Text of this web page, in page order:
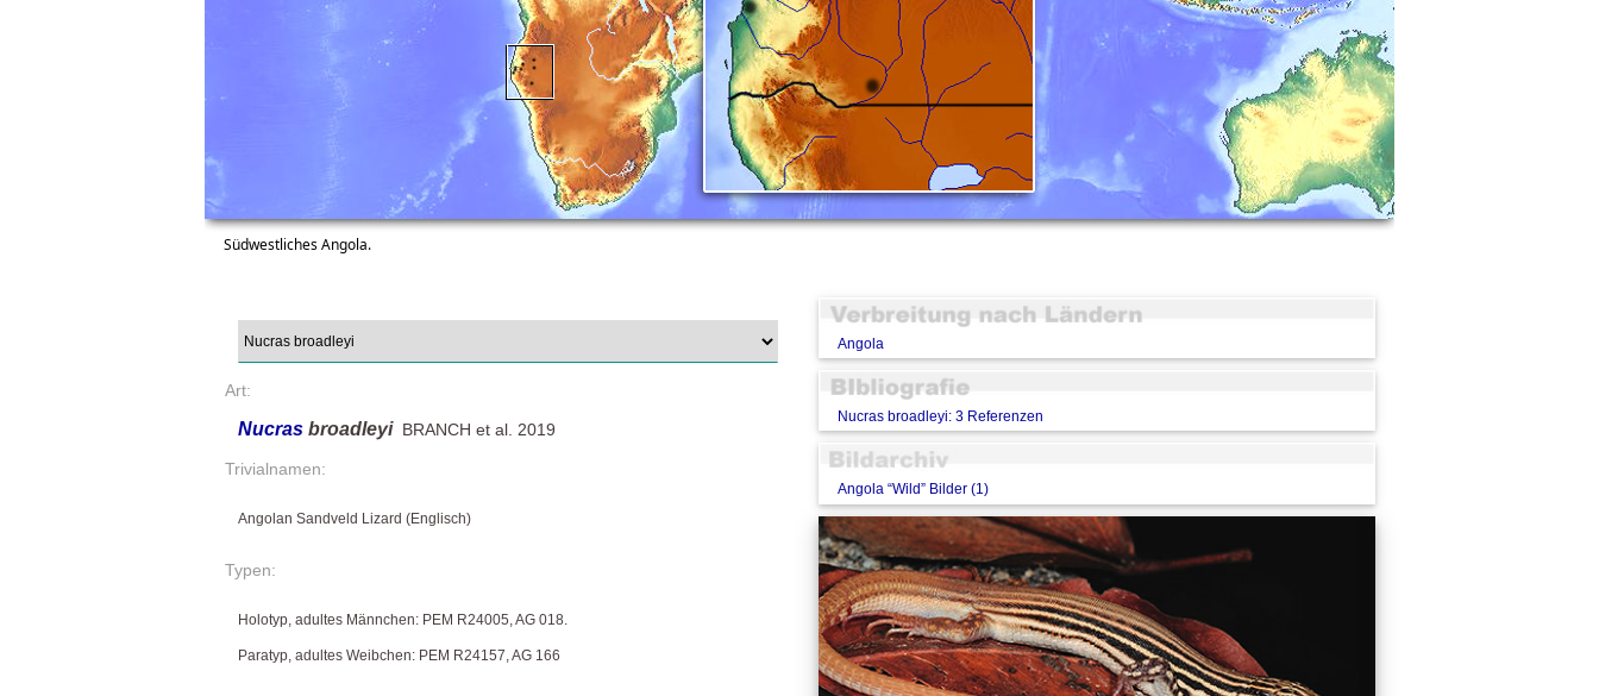
Südwestliches Angola.
Art:
Nucras broadleyiBRANCH et al. 2019
Trivialnamen:
Angolan Sandveld Lizard (Englisch)
Typen:
Holotyp, adultes Männchen: PEM R24005, AG 018.
Paratyp, adultes Weibchen: PEM R24157, AG 166
Angola
Nucras broadleyi: 3 Referenzen
Angola “Wild” Bilder (1)